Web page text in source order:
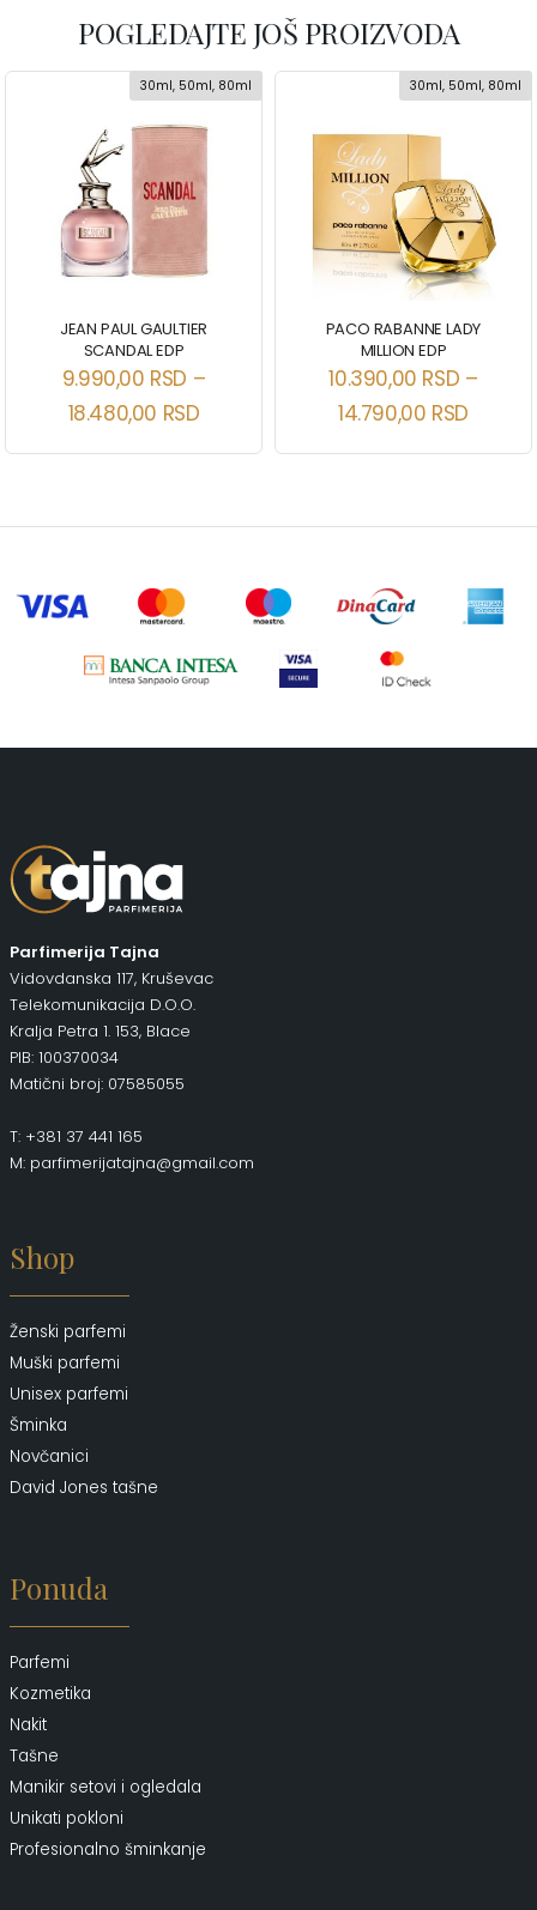
POGLEDAJTE JOŠ PROIZVODA
30ml, 50ml, 80ml
JEAN PAUL GAULTIER
SCANDAL EDP
9.990,00 RSD –
18.480,00 RSD
30ml, 50ml, 80ml
PACO RABANNE LADY
MILLION EDP
10.390,00 RSD –
14.790,00 RSD
Parfimerija Tajna
Vidovdanska 117, Kruševac
Telekomunikacija D.O.O.
Kralja Petra 1. 153, Blace
PIB: 100370034
Matični broj: 07585055
T: +381 37 441 165
M: parfimerijatajna@gmail.com
Shop
Ženski parfemi
Muški parfemi
Unisex parfemi
Šminka
Novčanici
David Jones tašne
Ponuda
Parfemi
Kozmetika
Nakit
Tašne
Manikir setovi i ogledala
Unikati pokloni
Profesionalno šminkanje